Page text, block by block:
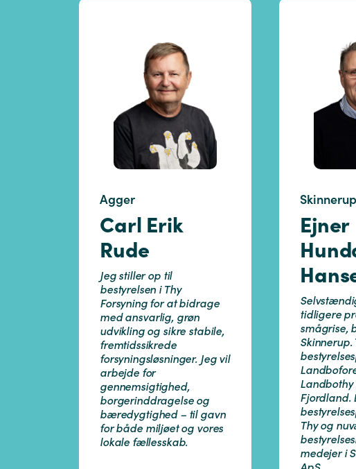
Agger
Carl Erik
Rude
Jeg stiller op til
bestyrelsen i Thy
Forsyning for at bidrage
med ansvarlig, grøn
udvikling og sikre stabile,
fremtidssikrede
forsyningsløsninger. Jeg vil
arbejde for
gennemsigtighed,
borgerinddragelse og
bæredygtighed – til gavn
for både miljøet og vores
lokale fællesskab.
Skinnerup
Ejner
tidligere
smågrise,
Landbothy
Fjordland.
Thy og
medejer i